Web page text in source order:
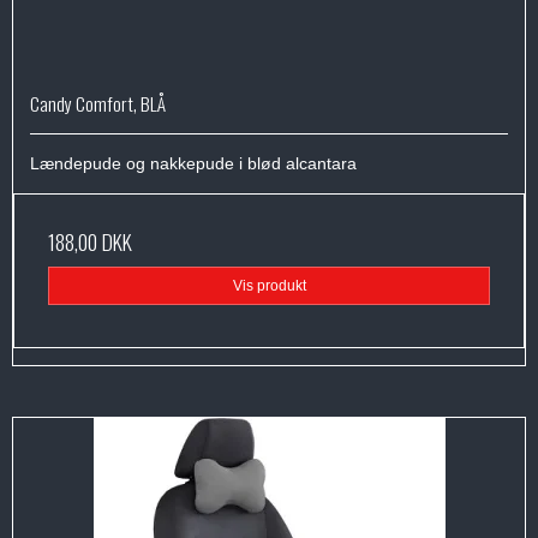
Candy Comfort, BLÅ
Lændepude og nakkepude i blød alcantara
188,00 DKK
Vis produkt